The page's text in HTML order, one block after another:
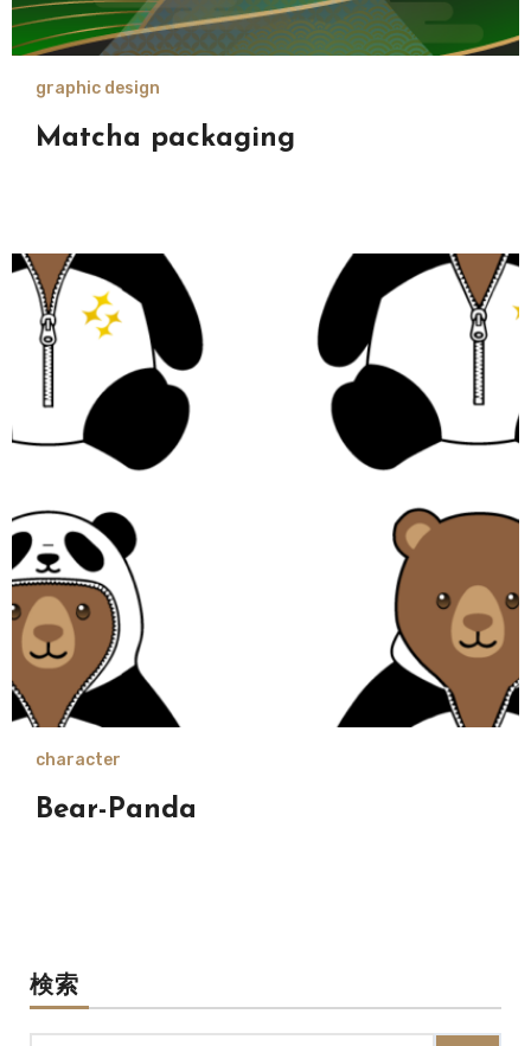
graphic design
Matcha packaging
character
Bear-Panda
検索